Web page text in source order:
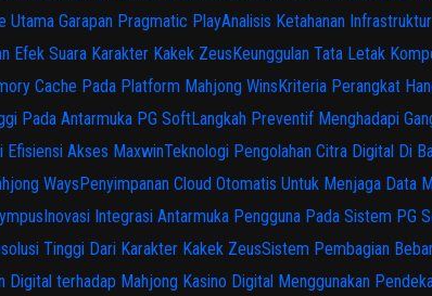
Utama Garapan Pragmatic PlayAnalisis Ketahanan
Efek Suara Karakter Kakek ZeusKeunggulan Tata Letak
Cache Pada Platform Mahjong WinsKriteria Perangkat
Pada Antarmuka PG SoftLangkah Preventif Menghadapi
Efisiensi Akses MaxwinTeknologi Pengolahan Citra Digital Di
WaysPenyimpanan Cloud Otomatis Untuk Menjaga Data
Inovasi Integrasi Antarmuka Pengguna Pada Sistem PG
Tinggi Dari Karakter Kakek ZeusSistem Pembagian
Digital terhadap Mahjong Kasino Digital Menggunakan